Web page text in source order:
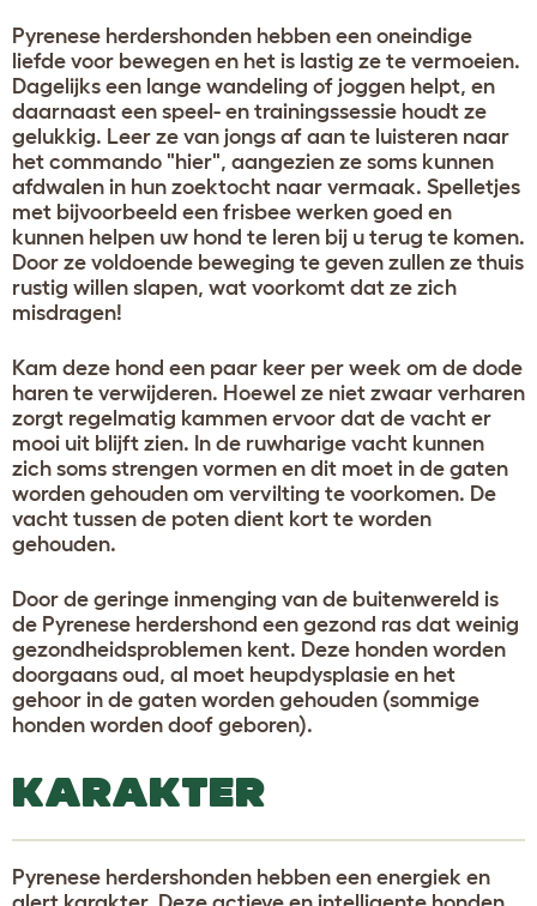
Pyrenese herdershonden hebben een oneindige
liefde voor bewegen en het is lastig ze te vermoeien.
Dagelijks een lange wandeling of joggen helpt, en
daarnaast een speel- en trainingssessie houdt ze
gelukkig. Leer ze van jongs af aan te luisteren naar
het commando "hier", aangezien ze soms kunnen
afdwalen in hun zoektocht naar vermaak. Spelletjes
met bijvoorbeeld een frisbee werken goed en
kunnen helpen uw hond te leren bij u terug te komen.
Door ze voldoende beweging te geven zullen ze thuis
rustig willen slapen, wat voorkomt dat ze zich
misdragen!
Kam deze hond een paar keer per week om de dode
haren te verwijderen. Hoewel ze niet zwaar verharen
zorgt regelmatig kammen ervoor dat de vacht er
mooi uit blijft zien. In de ruwharige vacht kunnen
zich soms strengen vormen en dit moet in de gaten
worden gehouden om vervilting te voorkomen. De
vacht tussen de poten dient kort te worden
gehouden.
Door de geringe inmenging van de buitenwereld is
de Pyrenese herdershond een gezond ras dat weinig
gezondheidsproblemen kent. Deze honden worden
doorgaans oud, al moet heupdysplasie en het
gehoor in de gaten worden gehouden (sommige
honden worden doof geboren).
KARAKTER
Pyrenese herdershonden hebben een energiek en